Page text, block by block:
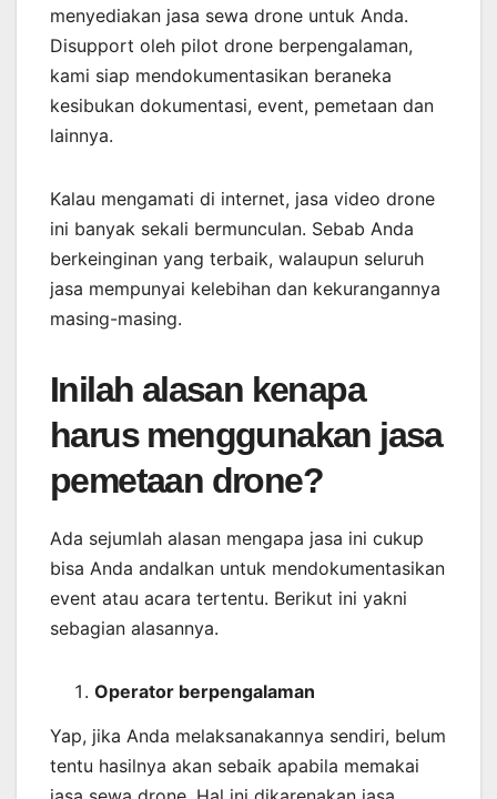
menyediakan jasa sewa drone untuk Anda.
Disupport oleh pilot drone berpengalaman,
kami siap mendokumentasikan beraneka
kesibukan dokumentasi, event, pemetaan dan
lainnya.
Kalau mengamati di internet, jasa video drone
ini banyak sekali bermunculan. Sebab Anda
berkeinginan yang terbaik, walaupun seluruh
jasa mempunyai kelebihan dan kekurangannya
masing-masing.
Inilah alasan kenapa
harus menggunakan jasa
pemetaan drone?
Ada sejumlah alasan mengapa jasa ini cukup
bisa Anda andalkan untuk mendokumentasikan
event atau acara tertentu. Berikut ini yakni
sebagian alasannya.
Operator berpengalaman
Yap, jika Anda melaksanakannya sendiri, belum
tentu hasilnya akan sebaik apabila memakai